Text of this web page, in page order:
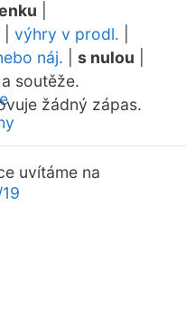
výhry v prodl.
náj. s nulou
soutěže.
žádný zápas.
uvítáme na